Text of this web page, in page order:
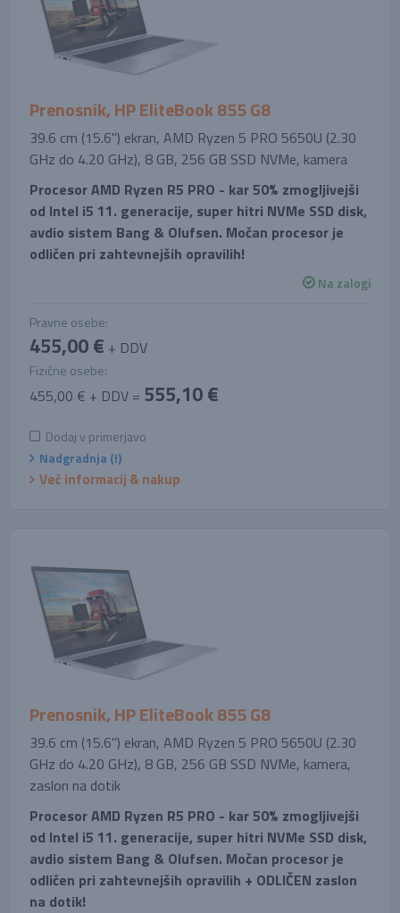
Prenosnik, HP EliteBook 855 G8
39.6 cm (15.6'') ekran, AMD Ryzen 5 PRO 5650U (2.30
GHz do 4.20 GHz), 8 GB, 256 GB SSD NVMe, kamera
Procesor AMD Ryzen R5 PRO - kar 50% zmogljivejši
od Intel i5 11. generacije, super hitri NVMe SSD disk,
avdio sistem Bang & Olufsen. Močan procesor je
odličen pri zahtevnejših opravilih!
Na zalogi
Pravne osebe:
455,00 € + DDV
Fizične osebe:
455,00 € + DDV = 555,10 €
Dodaj v primerjavo
Nadgradnja (!)
Več informacij & nakup
Prenosnik, HP EliteBook 855 G8
39.6 cm (15.6'') ekran, AMD Ryzen 5 PRO 5650U (2.30
GHz do 4.20 GHz), 8 GB, 256 GB SSD NVMe, kamera,
zaslon na dotik
Procesor AMD Ryzen R5 PRO - kar 50% zmogljivejši
od Intel i5 11. generacije, super hitri NVMe SSD disk,
avdio sistem Bang & Olufsen. Močan procesor je
odličen pri zahtevnejših opravilih + ODLIČEN zaslon
na dotik!